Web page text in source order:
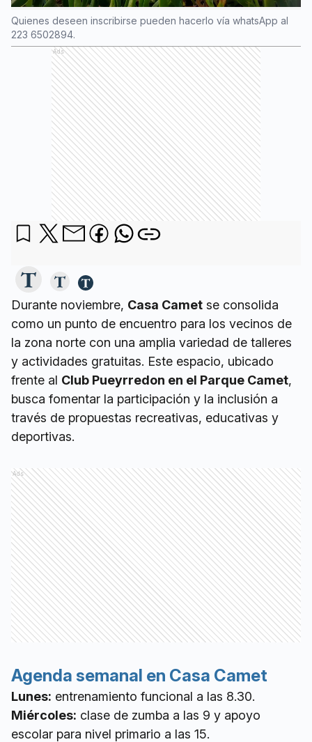
Quienes deseen inscribirse pueden hacerlo vía whatsApp al
223 6502894.
Ads
Durante noviembre, Casa Camet se consolida
como un punto de encuentro para los vecinos de
la zona norte con una amplia variedad de talleres
y actividades gratuitas. Este espacio, ubicado
frente al Club Pueyrredon en el Parque Camet,
busca fomentar la participación y la inclusión a
través de propuestas recreativas, educativas y
deportivas.
Ads
Agenda semanal en Casa Camet
Lunes: entrenamiento funcional a las 8.30.
Miércoles: clase de zumba a las 9 y apoyo
escolar para nivel primario a las 15.